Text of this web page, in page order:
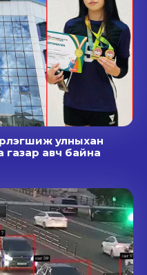
улныхан
газар авч байна